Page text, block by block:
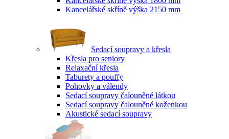
Kancelářské skříně výška 2150 mm
Sedací soupravy a křesla
Křesla pro seniory
Relaxační křesla
Taburety a pouffy
Pohovky a válendy
Sedací soupravy čalouněné látkou
Sedací soupravy čalouněné koženkou
Akustické sedací soupravy